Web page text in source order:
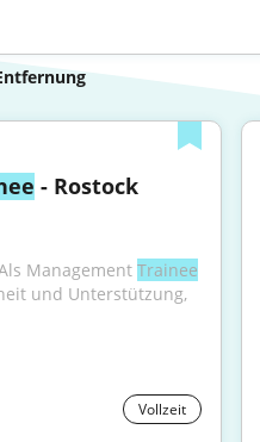
- Rostock
Management Trainee
und Unterstützung,
Vollzeit